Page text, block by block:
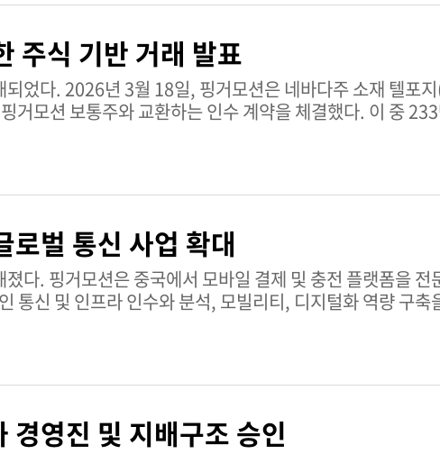
주식 기반 거래 발표
텔포지(Telforge, Inc.)의
거모션 보통주와 교환하는 인수 계약을 체결했다. 이 중
로벌 통신 사업 확대
으로 하는 모바일
통신 및 인프라 인수와 분석, 모빌리티, 디지털화 역량 구축
영진 및 지배구조 승인